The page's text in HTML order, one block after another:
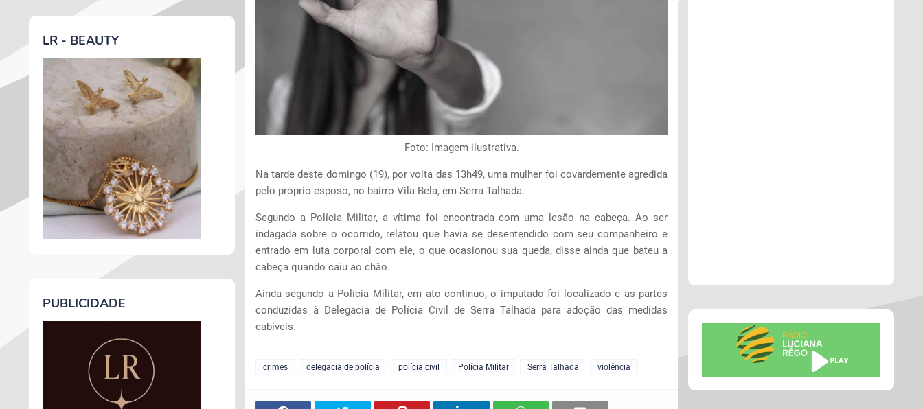
LR - BEAUTY
PUBLICIDADE
Foto: Imagem ilustrativa.
Na tarde deste domingo (19), por volta das 13h49, uma mulher foi covardemente agredida
pelo próprio esposo, no bairro Vila Bela, em Serra Talhada.
Segundo a Polícia Militar, a vítima foi encontrada com uma lesão na cabeça. Ao ser
indagada sobre o ocorrido, relatou que havia se desentendido com seu companheiro e
entrado em luta corporal com ele, o que ocasionou sua queda, disse ainda que bateu a
cabeça quando caiu ao chão.
Ainda segundo a Polícia Militar, em ato continuo, o imputado foi localizado e as partes
conduzidas à Delegacia de Polícia Civil de Serra Talhada para adoção das medidas
cabíveis.
crimes delegacia de polícia polícia civil Polícia Militar Serra Talhada violência